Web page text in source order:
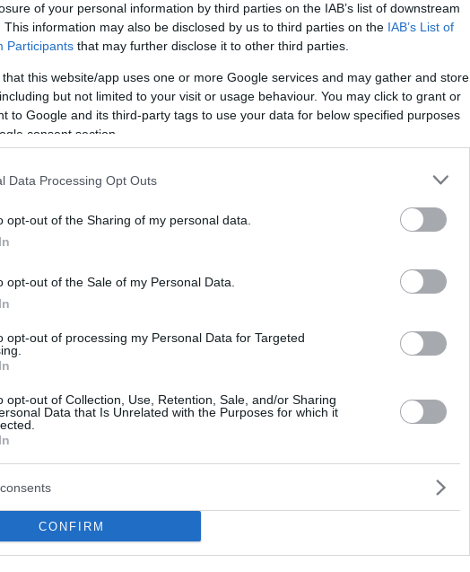
of your personal information by third parties on the IAB’s list of downstream
This information may also be disclosed by us to third parties on the IAB’s List of
Participants that may further disclose it to other third parties.
that this website/app uses one or more Google services and may gather and store
but not limited to your visit or usage behaviour. You may click to grant or
to Google and its third-party tags to use your data for below specified purposes
consent section.
Data Processing Opt Outs
opt-out of the Sharing of my personal data.
opt-out of the Sale of my Personal Data.
opt-out of processing my Personal Data for Targeted
opt-out of Collection, Use, Retention, Sale, and/or Sharing
Data that Is Unrelated with the Purposes for which it
CONFIRM
Lykavitos.gr στο Google News
όλες τις ειδήσεις
τουριστών
–
σημαντικά οι
τον Αύγουστο
καθημερινά η
Ευζώνων. Σήμερα
από το πρωί, ενώ
Η Αττική στο επίκεντρο του
συμβουλές των ειδικών
προειδοποιεί ότι η Αττική βρίσκεται